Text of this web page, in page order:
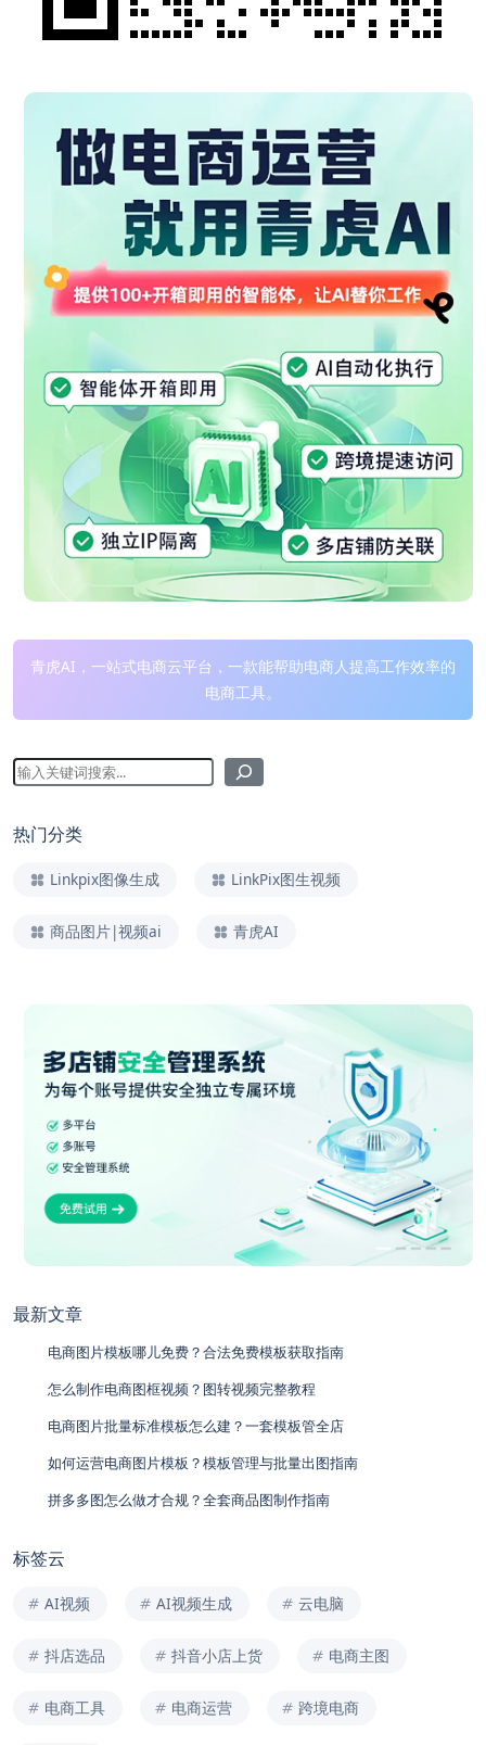
青虎AI，一站式电商云平台，一款能帮助电商人提高工作效率的
电商工具。
热门分类
Linkpix图像生成 LinkPix图生视频
商品图片|视频ai 青虎AI
最新文章
电商图片模板哪儿免费？合法免费模板获取指南
怎么制作电商图框视频？图转视频完整教程
电商图片批量标准模板怎么建？一套模板管全店
如何运营电商图片模板？模板管理与批量出图指南
拼多多图怎么做才合规？全套商品图制作指南
标签云
AI视频 AI视频生成 云电脑
抖店选品 抖音小店上货 电商主图
电商工具 电商运营 跨境电商